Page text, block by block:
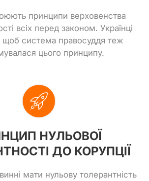
принципи верховенства
всіх перед законом. Українці
щоб система правосуддя теж
цього принципу.
НУЛЬОВОЇ
ДО КОРУПЦІЇ
мати нульову толерантність